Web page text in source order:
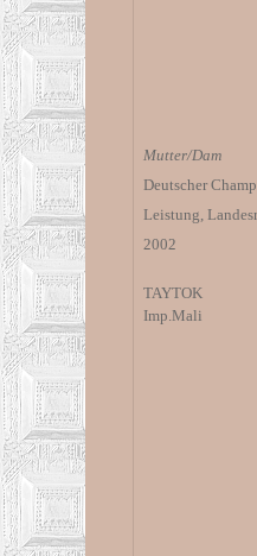
Mutter/Dam
Deutscher
Leistung,
2002
TAYTOK
Imp.Mali